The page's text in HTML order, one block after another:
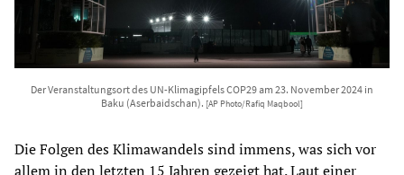
Der Veranstaltungsort des UN-Klimagipfels COP29 am 23. November 2024 in
Baku (Aserbaidschan). [AP Photo/Rafiq Maqbool]
Die Folgen des Klimawandels sind immens, was sich vor
allem in den letzten 15 Jahren gezeigt hat. Laut einer